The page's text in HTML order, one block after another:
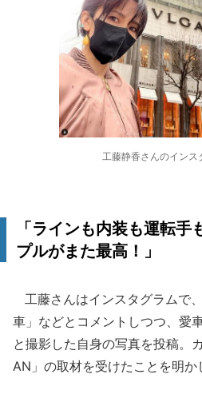
工藤静香さんのインス
「ラインも内装も運転
プルがまた最高！」
工藤さんはインスタグラムで
車」などとコメントしつつ、愛
と撮影した自身の写真を投稿。
AN」の取材を受けたことを明か